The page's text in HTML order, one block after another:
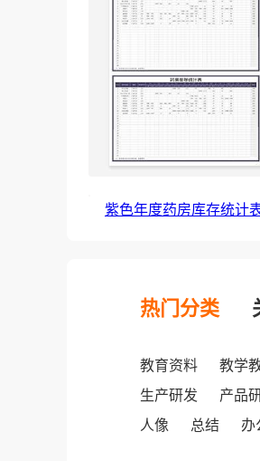
紫色年度药房库存统计
热门分类
教育资料 教学
生产研发
产品
人像
总结 办